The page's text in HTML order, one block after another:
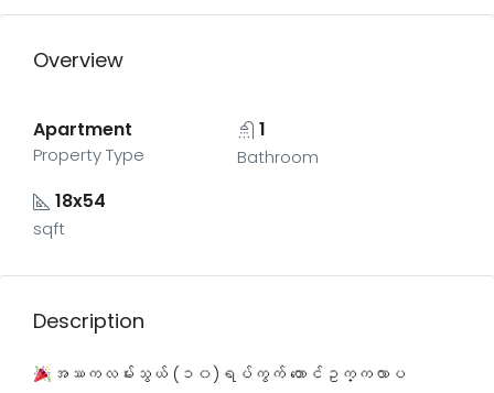
Overview
Apartment
Property Type
1
Bathroom
18x54
sqft
Description
အဿကလမ်းသွယ် (၁၀)ရပ်ကွက် တောင်ဥက္ကလာပ